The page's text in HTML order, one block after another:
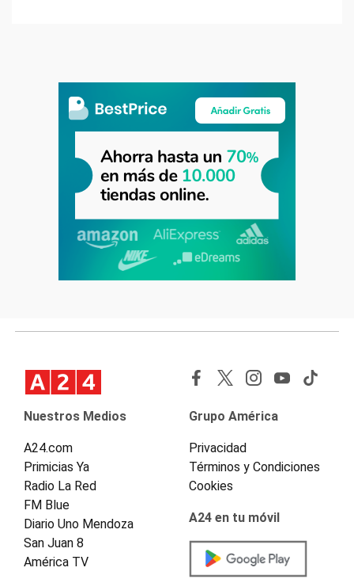
Nuestros Medios
A24.com
Primicias Ya
Radio La Red
FM Blue
Diario Uno Mendoza
San Juan 8
América TV
Grupo América
Privacidad
Términos y Condiciones
Cookies
A24 en tu móvil